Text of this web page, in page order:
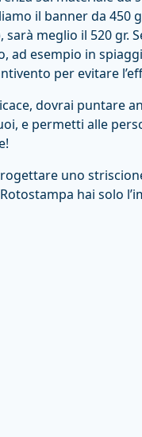
il banner da 450
meglio il 520 gr.
ad esempio in
per evitare
dovrai puntare
e permetti alle
uno
hai solo